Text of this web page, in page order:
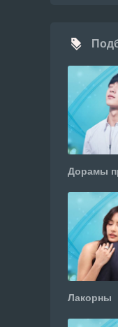
Дорамы
Лакорны